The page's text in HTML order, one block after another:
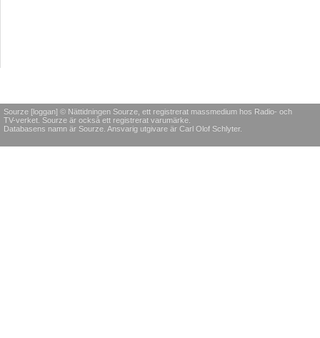
Sourze [loggan] © Nättidningen Sourze, ett registrerat massmedium hos Radio- och
TV-verket. Sourze är också ett registrerat varumärke.
Databasens namn är Sourze. Ansvarig utgivare är Carl Olof Schlyter.